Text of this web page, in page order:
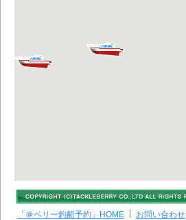
「＠ベリー釣船予約」HOME お問い合わせ